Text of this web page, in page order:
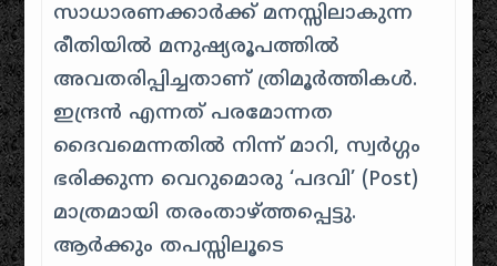
സാധാരണക്കാർക്ക് മനസ്സിലാകുന്ന
രീതിയിൽ മനുഷ്യരൂപത്തിൽ
അവതരിപ്പിച്ചതാണ് ത്രിമൂർത്തികൾ.
ഇന്ദ്രൻ എന്നത് പരമോന്നത
ദൈവമെന്നതിൽ നിന്ന് മാറി, സ്വർഗ്ഗം
ഭരിക്കുന്ന വെറുമൊരു ‘പദവി’ (Post)
മാത്രമായി തരംതാഴ്ത്തപ്പെട്ടു.
ആർക്കും തപസ്സിലൂടെ